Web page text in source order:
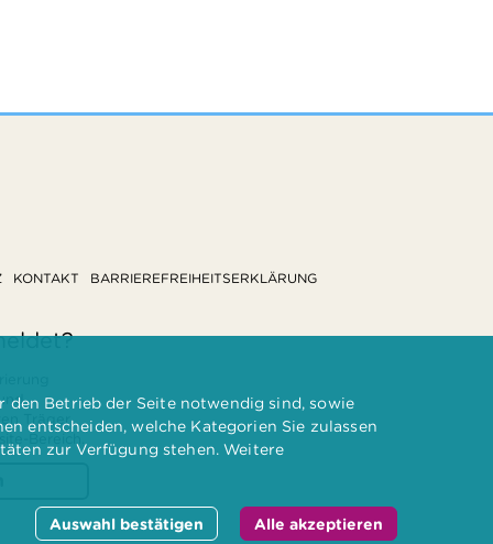
KONTAKT BARRIEREFREIHEITSERKLÄRUNG
Träger
Bereich.
den Betrieb der Seite notwendig sind, sowie
entscheiden, welche Kategorien Sie zulassen
zur Verfügung stehen. Weitere
Auswahl bestätigen Alle akzeptieren